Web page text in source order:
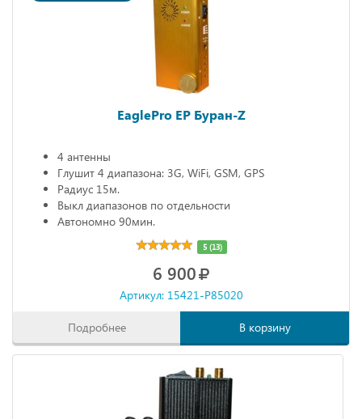
EaglePro EP Буран-Z
4 антенны
Глушит 4 диапазона: 3G, WiFi, GSM, GPS
Радиус 15м.
Выкл диапазонов по отдельности
Автономно 90мин.
5 (13)
6 900
Артикул: 15421-P85020
Подробнее В корзину